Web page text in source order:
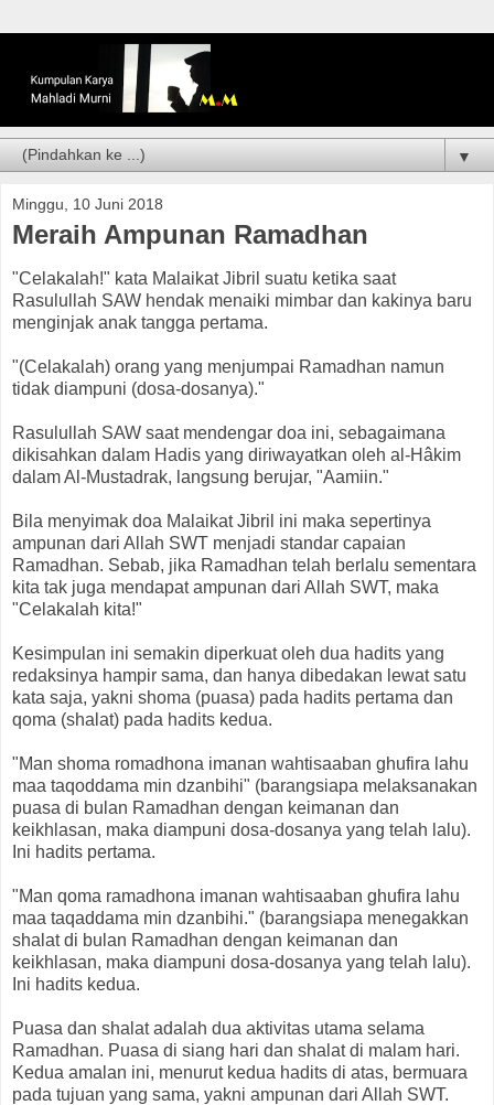
▼
Minggu, 10 Juni 2018
Meraih Ampunan Ramadhan
"Celakalah!" kata Malaikat Jibril suatu ketika saat
Rasulullah SAW hendak menaiki mimbar dan kakinya baru
menginjak anak tangga pertama.
"(Celakalah) orang yang menjumpai Ramadhan namun
tidak diampuni (dosa-dosanya)."
Rasulullah SAW saat mendengar doa ini, sebagaimana
dikisahkan dalam Hadis yang diriwayatkan oleh al-Hâkim
dalam Al-Mustadrak, langsung berujar, "Aamiin."
Bila menyimak doa Malaikat Jibril ini maka sepertinya
ampunan dari Allah SWT menjadi standar capaian
Ramadhan. Sebab, jika Ramadhan telah berlalu sementara
kita tak juga mendapat ampunan dari Allah SWT, maka
"Celakalah kita!"
Kesimpulan ini semakin diperkuat oleh dua hadits yang
redaksinya hampir sama, dan hanya dibedakan lewat satu
kata saja, yakni shoma (puasa) pada hadits pertama dan
qoma (shalat) pada hadits kedua.
"Man shoma romadhona imanan wahtisaaban ghufira lahu
maa taqoddama min dzanbihi" (barangsiapa melaksanakan
puasa di bulan Ramadhan dengan keimanan dan
keikhlasan, maka diampuni dosa-dosanya yang telah lalu).
Ini hadits pertama.
"Man qoma ramadhona imanan wahtisaaban ghufira lahu
maa taqaddama min dzanbihi." (barangsiapa menegakkan
shalat di bulan Ramadhan dengan keimanan dan
keikhlasan, maka diampuni dosa-dosanya yang telah lalu).
Ini hadits kedua.
Puasa dan shalat adalah dua aktivitas utama selama
Ramadhan. Puasa di siang hari dan shalat di malam hari.
Kedua amalan ini, menurut kedua hadits di atas, bermuara
pada tujuan yang sama, yakni ampunan dari Allah SWT.